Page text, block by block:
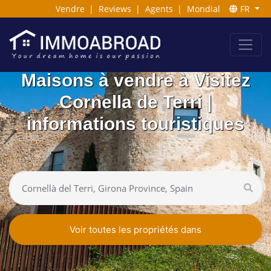
Vendre | Reviews | Agents | Mondial FR
Maisons à vendre à Visitez
Cornella de Terri |
informations touristiques
Voir toutes les propriétés dans